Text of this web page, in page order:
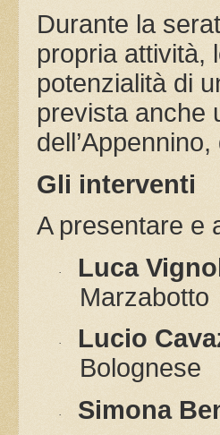
Durante la
propria attività,
potenzialità di
prevista anche
Gli interventi
A presentare e
· Luca
Marzabotto
· Lucio
Bolognese
· Simona